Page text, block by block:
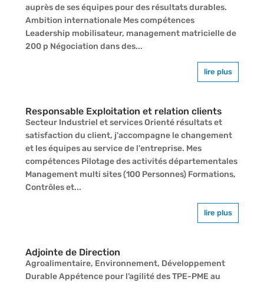
auprès de ses équipes pour des résultats durables.
Ambition internationale Mes compétences
Leadership mobilisateur, management matricielle de
200 p Négociation dans des...
lire plus
Responsable Exploitation et relation clients
Secteur Industriel et services Orienté résultats et
satisfaction du client, j'accompagne le changement
et les équipes au service de l'entreprise. Mes
compétences Pilotage des activités départementales
Management multi sites (100 Personnes) Formations,
Contrôles et...
lire plus
Adjointe de Direction
Agroalimentaire, Environnement, Développement
Durable Appétence pour l’agilité des TPE-PME au